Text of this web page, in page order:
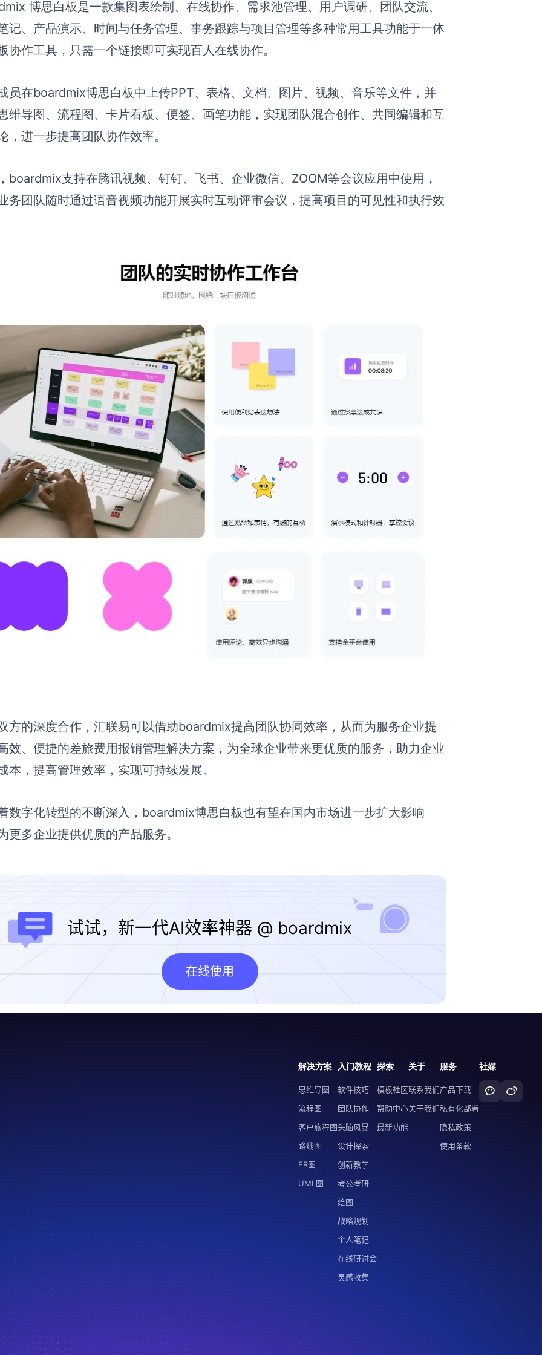
博思白板是一款集图表绘制、在线协作、需求池管理、用户调研、团队交流、
记、产品演示、时间与任务管理、事务跟踪与项目管理等多种常用工具功能于一体
协作工具，只需一个链接即可实现百人在线协作。
员在boardmix博思白板中上传PPT、表格、文档、图片、视频、音乐等文件，并
维导图、流程图、卡片看板、便签、画笔功能，实现团队混合创作、共同编辑和互
，进一步提高团队协作效率。
boardmix支持在腾讯视频、钉钉、飞书、企业微信、ZOOM等会议应用中使用，
务团队随时通过语音视频功能开展实时互动评审会议，提高项目的可见性和执行效
方的深度合作，汇联易可以借助boardmix提高团队协同效率，从而为服务企业提
效、便捷的差旅费用报销管理解决方案，为全球企业带来更优质的服务，助力企业
本，提高管理效率，实现可持续发展。
数字化转型的不断深入，boardmix博思白板也有望在国内市场进一步扩大影响
更多企业提供优质的产品服务。
试试，新一代AI效率神器 @ boardmix
在线使用
解决方案
思维导图
流程图
客户旅程图
路线图
ER图
UML图
入门教程
软件技巧
团队协作
头脑风暴
设计探索
创新教学
考公考研
绘图
战略规划
个人笔记
在线研讨会
灵感收集
探索
模板社区
帮助中心
最新功能
关于
联系我们
关于我们
服务
产品下载
私有化部署
隐私政策
使用条款
社媒